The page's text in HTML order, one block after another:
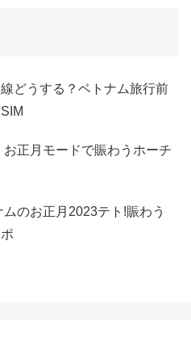
どうする？ベトナム旅行前
正月モードで賑わうホーチ
のお正月2023テト!賑わう